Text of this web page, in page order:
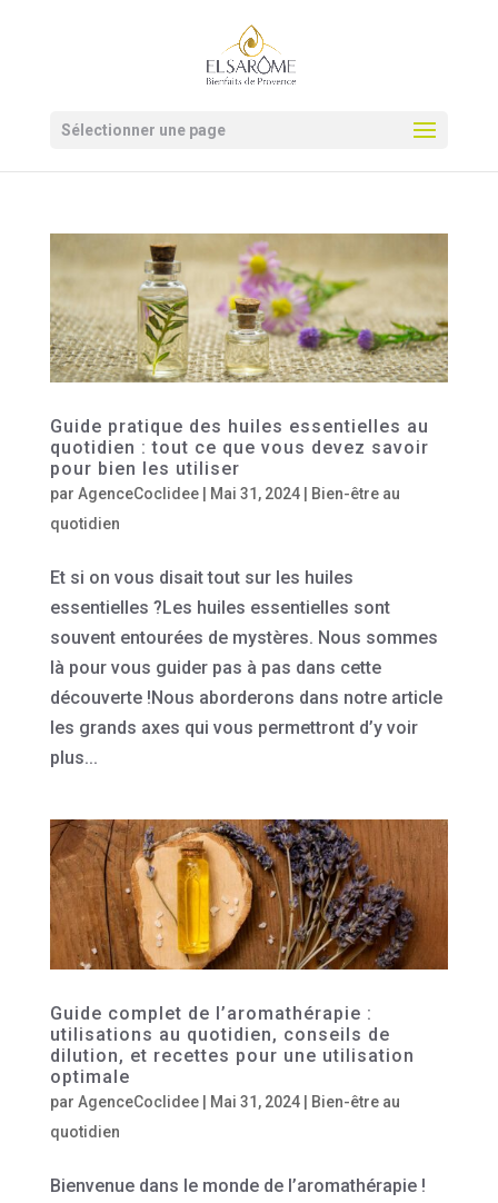
Sélectionner une page
Guide pratique des huiles essentielles au
quotidien : tout ce que vous devez savoir
pour bien les utiliser
par AgenceCoclidee| Mai 31, 2024|
Bien-être au
quotidien
Et si on vous disait tout sur les huiles
essentielles ?Les huiles essentielles sont
souvent entourées de mystères. Nous sommes
là pour vous guider pas à pas dans cette
découverte !Nous aborderons dans notre article
les grands axes qui vous permettront d’y voir
plus...
Guide complet de l’aromathérapie :
utilisations au quotidien, conseils de
dilution, et recettes pour une utilisation
optimale
par AgenceCoclidee| Mai 31, 2024|
Bien-être au
quotidien
Bienvenue dans le monde de l’aromathérapie !